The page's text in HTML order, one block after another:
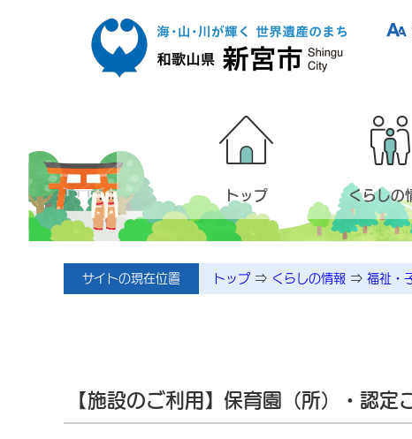
トップ くらしの
サイトの現在位置 トップ ⇒ くらしの情報 ⇒ 福祉・
【施設のご利用】保育園（所）・認定